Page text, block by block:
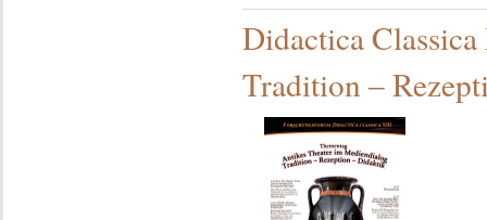
Didactica
Tradition ‒